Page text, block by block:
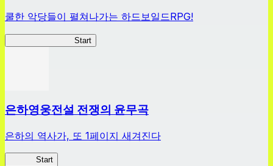
쿨한 악당들이 펼쳐나가는 하드보일드RPG!
Start
은하영웅전설 전쟁의 윤무곡
은하의 역사가, 또 1페이지 새겨진다
Start